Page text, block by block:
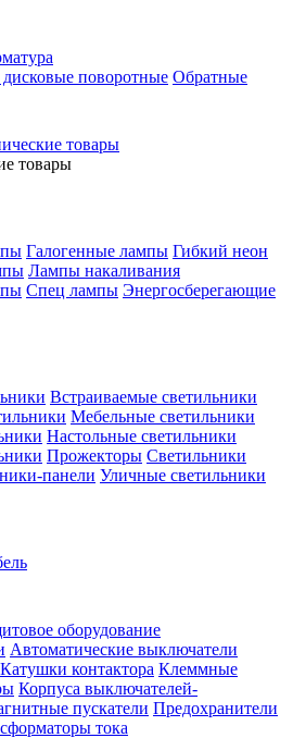
поворотные Обратные
товары
товары
Галогенные лампы Гибкий неон
Лампы накаливания
Спец лампы Энергосберегающие
Встраиваемые светильники
Мебельные светильники
Настольные светильники
Прожекторы Светильники
панели Уличные светильники
оборудование
Автоматические выключатели
Катушки контактора Клеммные
Корпуса выключателей-
пускатели Предохранители
тока